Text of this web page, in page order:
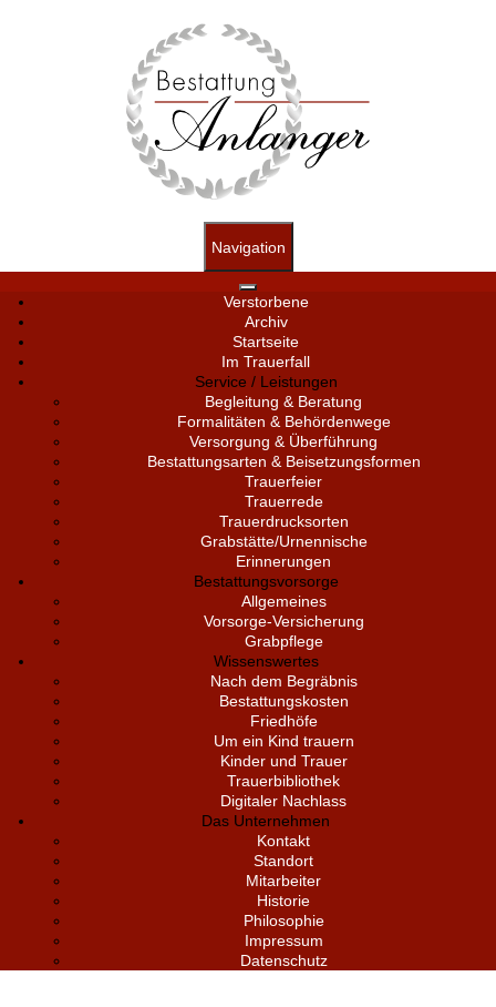
Navigation
Verstorbene
Archiv
Startseite
Im Trauerfall
Service / Leistungen
Begleitung & Beratung
Formalitäten & Behördenwege
Versorgung & Überführung
Bestattungsarten & Beisetzungsformen
Trauerfeier
Trauerrede
Trauerdrucksorten
Grabstätte/Urnennische
Erinnerungen
Bestattungsvorsorge
Allgemeines
Vorsorge-Versicherung
Grabpflege
Wissenswertes
Nach dem Begräbnis
Bestattungskosten
Friedhöfe
Um ein Kind trauern
Kinder und Trauer
Trauerbibliothek
Digitaler Nachlass
Das Unternehmen
Kontakt
Standort
Mitarbeiter
Historie
Philosophie
Impressum
Datenschutz